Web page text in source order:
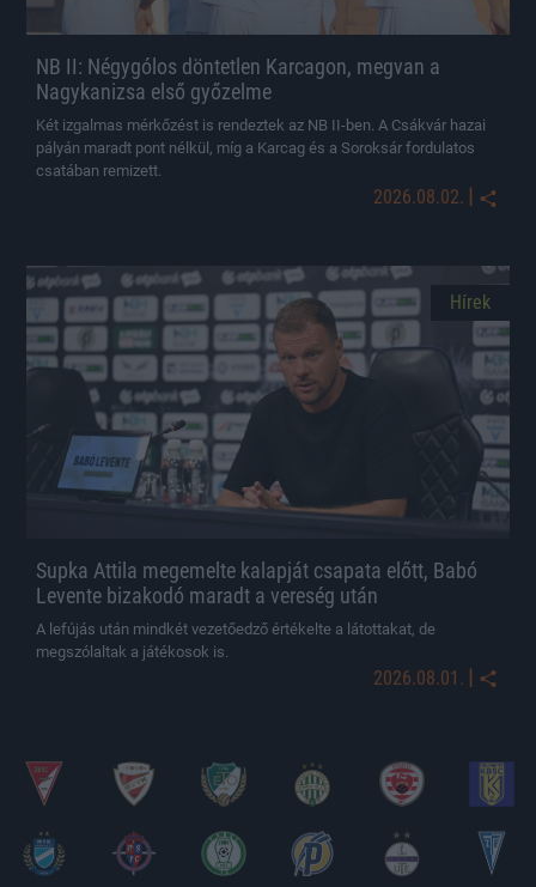
NB II: Négygólos döntetlen Karcagon, megvan a
Nagykanizsa első győzelme
Két izgalmas mérkőzést is rendeztek az NB II-ben. A Csákvár hazai
pályán maradt pont nélkül, míg a Karcag és a Soroksár fordulatos
csatában remizett.
2026.08.02. |
Hírek
Supka Attila megemelte kalapját csapata előtt, Babó
Levente bizakodó maradt a vereség után
A lefújás után mindkét vezetőedző értékelte a látottakat, de
megszólaltak a játékosok is.
2026.08.01. |